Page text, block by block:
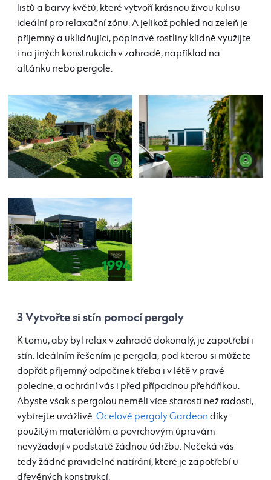
listů a barvy květů, které vytvoří krásnou živou kulisu
ideální pro relaxační zónu. A jelikož pohled na zeleň je
příjemný a uklidňující, popínavé rostliny klidně využijte
i na jiných konstrukcích v zahradě, například na
altánku nebo pergole.
3 Vytvořte si stín pomocí pergoly
K tomu, aby byl relax v zahradě dokonalý, je zapotřebí i
stín. Ideálním řešením je pergola, pod kterou si můžete
dopřát příjemný odpočinek třeba i v létě v pravé
poledne, a ochrání vás i před případnou přeháňkou.
Abyste však s pergolou neměli více starostí než radosti,
vybírejte uvážlivě.Ocelové pergoly Gardeon díky
použitým materiálům a povrchovým úpravám
nevyžadují v podstatě žádnou údržbu. Nečeká vás
tedy žádné pravidelné natírání, které je zapotřebí u
dřevěných konstrukcí.